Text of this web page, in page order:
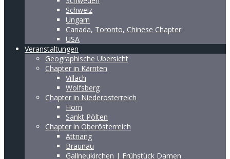
Schweiz
Ungarn
Canada, Toronto, Chinese Chapter
USA
Veranstaltungen
Geographische Übersicht
Chapter in Kärnten
Villach
Wolfsberg
Chapter in Niederösterreich
Horn
Sankt Pölten
Chapter in Oberösterreich
Attnang
Braunau
Gallneukirchen | Frühstück Damen